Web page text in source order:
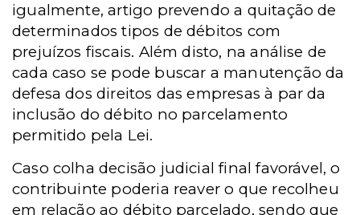
igualmente, artigo prevendo a quitação de
determinados tipos de débitos com
prejuízos fiscais. Além disto, na análise de
cada caso se pode buscar a manutenção da
defesa dos direitos das empresas à par da
inclusão do débito no parcelamento
permitido pela Lei.
Caso colha decisão judicial final favorável, o
contribuinte poderia reaver o que recolheu
em relação ao débito parcelado, sendo que